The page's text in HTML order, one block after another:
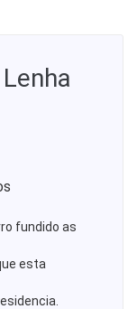
fundido as
esta